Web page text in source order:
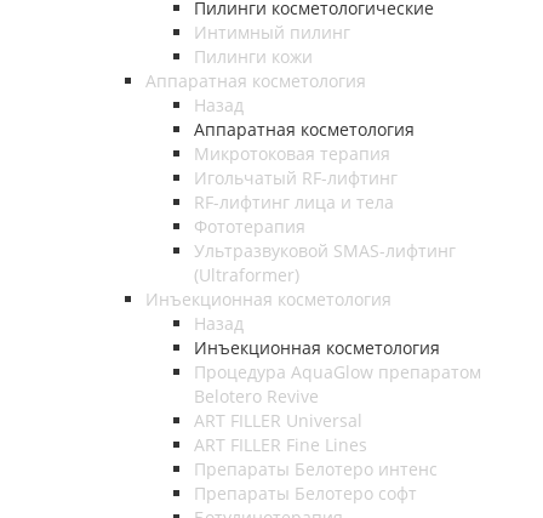
Пилинги косметологические
Интимный пилинг
Пилинги кожи
Аппаратная косметология
Назад
Аппаратная косметология
Микротоковая терапия
Игольчатый RF-лифтинг
RF-лифтинг лица и тела
Фототерапия
Ультразвуковой SMAS-лифтинг
(Ultraformer)
Инъекционная косметология
Назад
Инъекционная косметология
Процедура AquaGlow препаратом
Belotero Revive
ART FILLER Universal
ART FILLER Fine Lines
Препараты Белотеро интенс
Препараты Белотеро софт